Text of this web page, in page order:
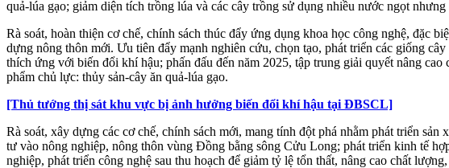
quả-lúa gạo; giảm diện tích trồng lúa và các cây trồng sử dụng nhiều nước ngọt
Rà soát, hoàn thiện cơ chế, chính sách thúc đẩy ứng dụng khoa học công nghệ, đặc
dựng nông thôn mới. Ưu tiên đẩy mạnh nghiên cứu, chọn tạo, phát triển các giống
thích ứng với biến đổi khí hậu; phấn đấu đến năm 2025, tập trung giải quyết nâng
phẩm chủ lực: thủy sản-cây ăn quả-lúa gạo.
[Thủ tướng thị sát khu vực bị ảnh hưởng biến đổi khí hậu tại ​ĐBSCL]
Rà soát, xây dựng các cơ chế, chính sách mới, mang tính đột phá nhằm phát triển
tư vào nông nghiệp, nông thôn vùng Đồng bằng sông Cửu Long; phát triển kinh tế
nghiệp, phát triển công nghệ sau thu hoạch để giảm tỷ lệ tổn thất, nâng cao chất